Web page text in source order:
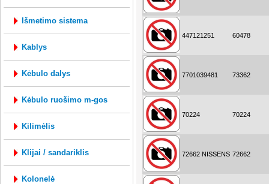
išmetimo sistema
kablys
kėbulo dalys
kėbulo ruošimo m-gos
kilimėlis
klijai / sandariklis
kolonelė
447121251 60478
7701039481 73362
70224 70224
72662 NISSENS 72662